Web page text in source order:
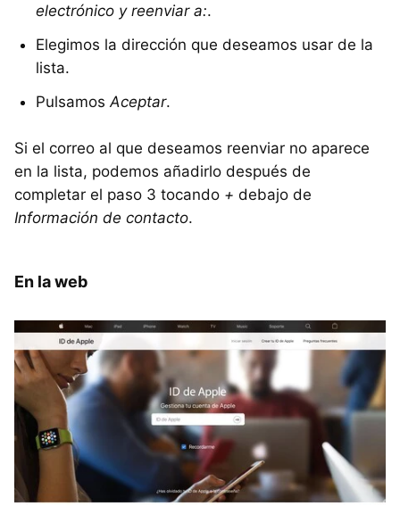
electrónico y reenviar a:.
Elegimos la dirección que deseamos usar de la
lista.
Pulsamos Aceptar.
Si el correo al que deseamos reenviar no aparece
en la lista, podemos añadirlo después de
completar el paso 3 tocando + debajo de
Información de contacto.
En la web